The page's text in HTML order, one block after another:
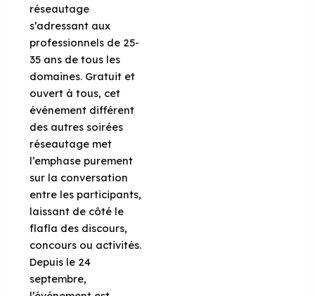
réseautage
s’adressant aux
professionnels de 25-
35 ans de tous les
domaines. Gratuit et
ouvert à tous, cet
événement différent
des autres soirées
réseautage met
l’emphase purement
sur la conversation
entre les participants,
laissant de côté le
flafla des discours,
concours ou activités.
Depuis le 24
septembre,